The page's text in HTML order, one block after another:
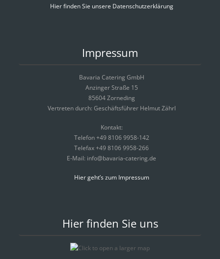
Hier finden Sie unsere Datenschutzerklärung
Impressum
Bavaria Catering GmbH
Anzinger Straße 15
85604 Zorneding
Vertreten durch: Geschäftsführer Helmut Zährl
Kontakt:
Telefon +49 8106 9958-142
Telefax +49 8106 9958-266
E-Mail: info@bavaria-catering.de
Hier geht’s zum Impressum
Hier finden Sie uns